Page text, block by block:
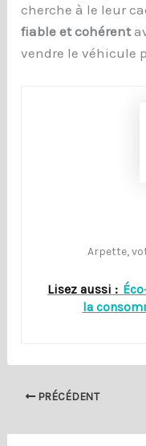
cherche à le leur
fiable et cohérent
vendre le véhicule
Arpette,
Lisez aussi :
la
PRÉCÉDENT